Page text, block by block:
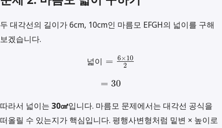
두 대각선의 길이가 6cm, 10cm인 마름모 EFGH의 넓이를 구해
보겠습니다.
넓이 = 6×10
2
= 30
따라서 넓이는 30㎠입니다. 마름모 문제에서는 대각선 공식을
떠올릴 수 있는지가 핵심입니다. 평행사변형처럼 밑변 × 높이로